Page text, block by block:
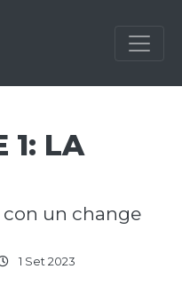
1: LA
1 Set 2023